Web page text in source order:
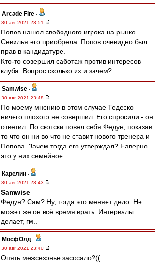
Arcade Fire -
30 авг 2021 23:51
Попов нашел свободного игрока на рынке.
Севилья его приобрела. Попов очевидно был
прав в кандидатуре.
Кто-то совершил саботаж против интересов
клуба. Вопрос сколько их и зачем?
Samwise -
30 авг 2021 23:48
По моему мнению в этом случае Тедеско
ничего плохого не совершил. Его спросили - он
ответил. По скотски повел себя Федун, показав
то что он ни во что не ставит нового тренера и
Попова. Зачем тогда его утверждал? Наверно
это у них семейное.
Карелин -
30 авг 2021 23:43
Samwise
Федун? Сам? Ну, тогда это меняет дело..Не
может же он всё время врать. Интервалы
делает, гм..
МосфОлд -
30 авг 2021 23:40
Опять межсезонье засосало?((